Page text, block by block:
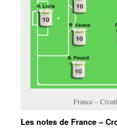
France –
Les notes de France –